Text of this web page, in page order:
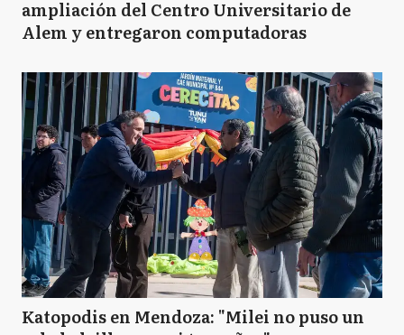
ampliación del Centro Universitario de
Alem y entregaron computadoras
Katopodis en Mendoza: "Milei no puso un